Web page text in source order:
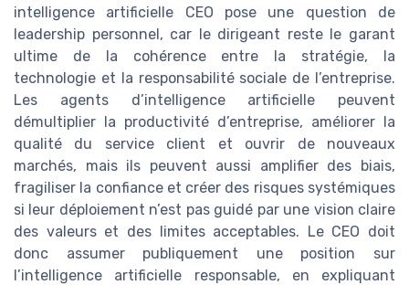
intelligence artificielle CEO pose une question de
leadership personnel, car le dirigeant reste le garant
ultime de la cohérence entre la stratégie, la
technologie et la responsabilité sociale de l’entreprise.
Les agents d’intelligence artificielle peuvent
démultiplier la productivité d’entreprise, améliorer la
qualité du service client et ouvrir de nouveaux
marchés, mais ils peuvent aussi amplifier des biais,
fragiliser la confiance et créer des risques systémiques
si leur déploiement n’est pas guidé par une vision claire
des valeurs et des limites acceptables. Le CEO doit
donc assumer publiquement une position sur
l’intelligence artificielle responsable, en expliquant